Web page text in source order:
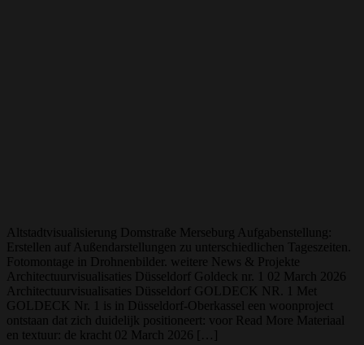
Altstadtvisualisierung Domstraße Merseburg Aufgabenstellung:
Erstellen auf Außendarstellungen zu unterschiedlichen Tageszeiten.
Fotomontage in Drohnenbilder. weitere News & Projekte
Architectuurvisualisaties Düsseldorf Goldeck nr. 1 02 March 2026
Architectuurvisualisaties Düsseldorf GOLDECK NR. 1 Met
GOLDECK Nr. 1 is in Düsseldorf-Oberkassel een woonproject
ontstaan dat zich duidelijk positioneert: voor Read More Materiaal
en textuur: de kracht 02 March 2026 […]